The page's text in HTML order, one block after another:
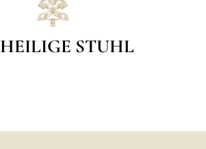
HEILIGE STUHL